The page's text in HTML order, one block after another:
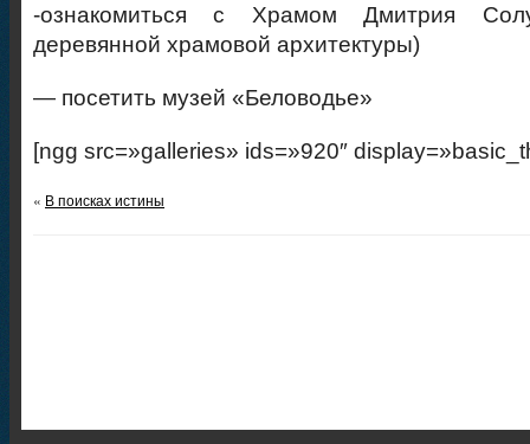
-ознакомиться с Храмом Дмитрия
деревянной храмовой архитектуры)
— посетить музей «Беловодье»
[ngg src=»galleries» ids=»920″
« В поисках истины